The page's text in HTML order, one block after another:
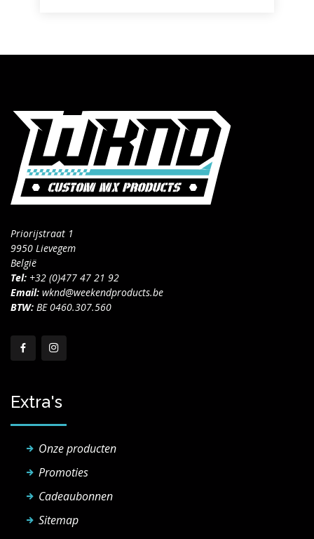
Priorijstraat 1
9950 Lievegem
België
Tel: +32 (0)477 47 21 92
Email: wknd@weekendproducts.be
BTW: BE 0460.307.560
Extra's
Onze producten
Promoties
Cadeaubonnen
Sitemap